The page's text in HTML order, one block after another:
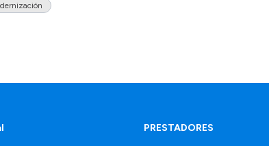
PRESTADORES